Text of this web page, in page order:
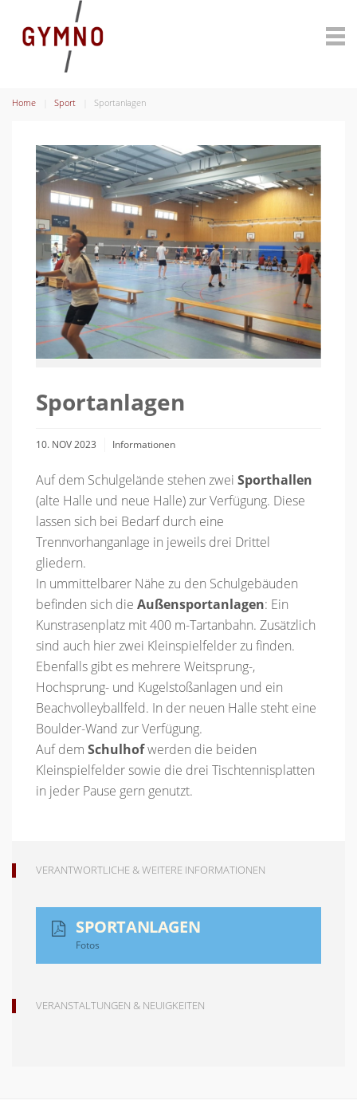
Home Sport Sportanlagen
Sportanlagen
10. NOV 2023 Informationen
Auf dem Schulgelände stehen zwei Sporthallen
(alte Halle und neue Halle) zur Verfügung. Diese
lassen sich bei Bedarf durch eine
Trennvorhanganlage in jeweils drei Drittel
gliedern.
In ummittelbarer Nähe zu den Schulgebäuden
befinden sich die Außensportanlagen: Ein
Kunstrasenplatz mit 400 m-Tartanbahn. Zusätzlich
sind auch hier zwei Kleinspielfelder zu finden.
Ebenfalls gibt es mehrere Weitsprung-,
Hochsprung- und Kugelstoßanlagen und ein
Beachvolleyballfeld. In der neuen Halle steht eine
Boulder-Wand zur Verfügung.
Auf dem Schulhofwerden die beiden
Kleinspielfelder sowie die drei Tischtennisplatten
in jeder Pause gern genutzt.
VERANTWORTLICHE & WEITERE INFORMATIONEN
SPORTANLAGEN
Fotos
VERANSTALTUNGEN & NEUIGKEITEN